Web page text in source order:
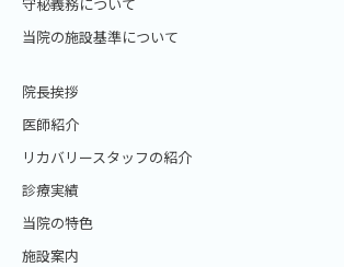
当院の施設基準について
院長挨拶
医師紹介
リカバリースタッフの紹介
診療実績
当院の特色
施設案内